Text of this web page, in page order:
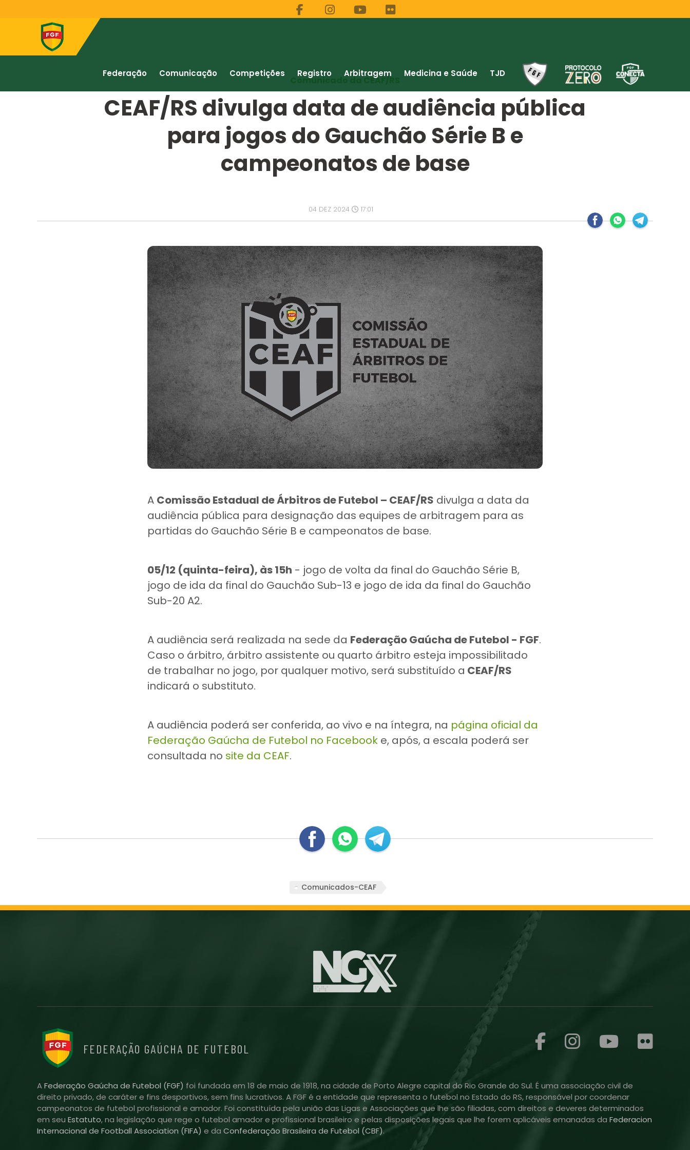
Federação Comunicação Competições Registro Arbitragem Medicina e Saúde TJD
Comunicado da CEAF/RS
CEAF/RS divulga data de audiência pública
para jogos do Gauchão Série B e
campeonatos de base
04 DEZ 2024 17:01
A Comissão Estadual de Árbitros de Futebol – CEAF/RS divulga a data da
audiência pública para designação das equipes de arbitragem para as
partidas do Gauchão Série B e campeonatos de base.
05/12 (quinta-feira), às 15h - jogo de volta da final do Gauchão Série B,
jogo de ida da final do Gauchão Sub-13 e jogo de ida da final do Gauchão
Sub-20 A2.
A audiência será realizada na sede da Federação Gaúcha de Futebol - FGF.
Caso o árbitro, árbitro assistente ou quarto árbitro esteja impossibilitado
de trabalhar no jogo, por qualquer motivo, será substituído a CEAF/RS
indicará o substituto.
A audiência poderá ser conferida, ao vivo e na íntegra, na página oficial da
Federação Gaúcha de Futebol no Facebook e, após, a escala poderá ser
consultada no site da CEAF.
Comunicados-CEAF
FEDERAÇÃO GAÚCHA DE FUTEBOL
AFederação Gaúcha de Futebol (FGF) foi fundada em 18 de maio de 1918, na cidade de Porto Alegre capital do Rio Grande do Sul. É uma associação civil de
direito privado, de caráter e fins desportivos, sem fins lucrativos. A FGF é a entidade que representa o futebol no Estado do RS, responsável por coordenar
campeonatos de futebol profissional e amador. Foi constituída pela união das Ligas e Associações que lhe são filiadas, com direitos e deveres determinados
em seu Estatuto, na legislação que rege o futebol amador e profissional brasileiro e pelas disposições legais que lhe forem aplicáveis emanadas da Federacion
Internacional de Football Association (FIFA) e da Confederação Brasileira de Futebol (CBF).